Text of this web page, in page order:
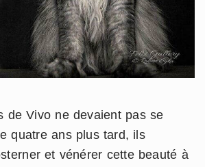
de Vivo ne devaient pas se
quatre ans plus tard, ils
et vénérer cette beauté à